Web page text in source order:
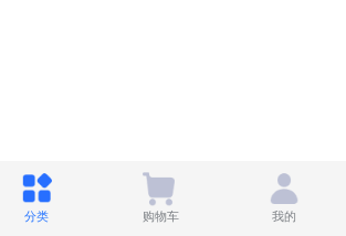
分类 购物车 我的